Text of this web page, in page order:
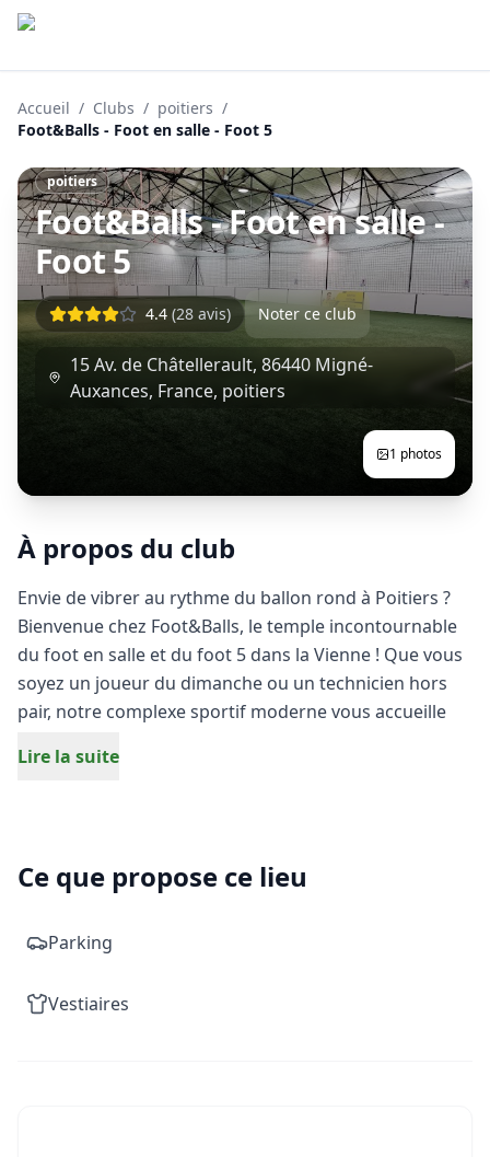
Accueil / Clubs / poitiers /
Foot&Balls - Foot en salle - Foot 5
poitiers
Foot&Balls - Foot en salle -
Foot 5
4.4 (28 avis) Noter ce club
15 Av. de Châtellerault, 86440 Migné-
Auxances, France, poitiers
1 photos
À propos du club
Envie de vibrer au rythme du ballon rond à Poitiers ?
Bienvenue chez Foot&Balls, le temple incontournable
du foot en salle et du foot 5 dans la Vienne ! Que vous
soyez un joueur du dimanche ou un technicien hors
pair, notre complexe sportif moderne vous accueille
venez défier vos amis, collègues ou partenaires sur
cœur de l'agglomération de Poitiers, Foot&Balls est
fêter une victoire ou simplement partager un moment
Réservez votre terrain de foot à 5 et montrez toute
Lire la suite
Ce que propose ce lieu
Parking
Vestiaires